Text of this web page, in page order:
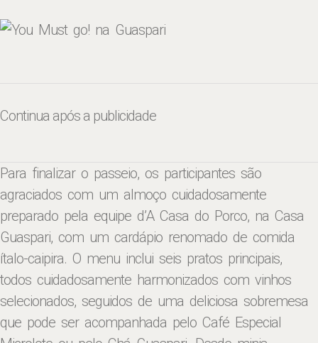
Continua após a publicidade
Para finalizar o passeio, os participantes são
agraciados com um almoço cuidadosamente
preparado pela equipe d’A Casa do Porco, na Casa
Guaspari, com um cardápio renomado de comida
ítalo-caipira. O menu inclui seis pratos principais,
todos cuidadosamente harmonizados com vinhos
selecionados, seguidos de uma deliciosa sobremesa
que pode ser acompanhada pelo Café Especial